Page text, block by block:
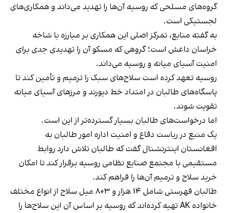
گروه‌های مسلحی که روسیه آن‌ها را تهدید می‌داند و همکاری‌های
لجستیکی است.
به گفته منابع، تمرکز اصلی این همکاری بر مبارزه با شاخه
خراسان داعش است؛ گروهی که مسکو آن را تهدیدی جدی برای
امنیت آسیای میانه و روسیه می‌داند.
روسیه تعهد کرده است سلاح‌های سبک را ترمیم و تأمین کند تا
پاسگاه‌های طالبان در امتداد خط دیورند و مرزهای آسیای میانه
تقویت شوند.
اما درخواست‌های طالبان بسیار گسترده‌تر از این است.
یک منبع در ریاست دفاع و امنیت اداره امور طالبان به
افغانستان اینترنشنال گفت که طالبان تلاش دارد روابط
مستقیمی با مجتمع صنایع نظامی روسیه برقرار کند تا امکان
خرید سلاح و ترمیم آن‌ها را فراهم کند.
طالبان فهرستی شامل ۱۴ هزار و ۸۰۳ میل سلاح از انواع مختلف
خانواده AK تهیه کرده‌اند که روسیه بر اساس آن این سلاح‌ها را